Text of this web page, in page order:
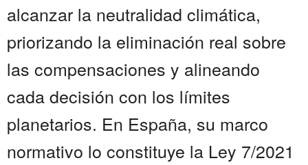
alcanzar la neutralidad climática,
priorizando la eliminación real sobre
las compensaciones y alineando
cada decisión con los límites
planetarios. En España, su marco
normativo lo constituye la Ley 7/2021